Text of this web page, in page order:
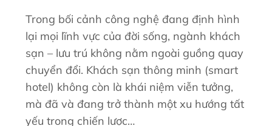
Trong bối cảnh công nghệ đang định hình
lại mọi lĩnh vực của đời sống, ngành khách
sạn – lưu trú không nằm ngoài guồng quay
chuyển đổi. Khách sạn thông minh (smart
hotel) không còn là khái niệm viễn tưởng,
mà đã và đang trở thành một xu hướng tất
yếu trong chiến lược…